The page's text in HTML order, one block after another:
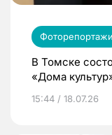
Фоторепортажи
В Томске
«Дома
15:44 / 18.07.26